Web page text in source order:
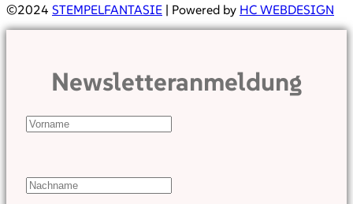
©2024 STEMPELFANTASIE | Powered by HC WEBDESIGN
Newsletteranmeldung